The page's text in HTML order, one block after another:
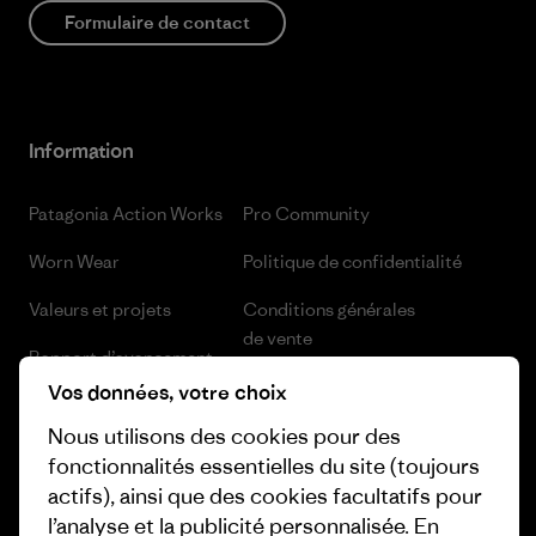
Formulaire de contact
Information
Patagonia Action Works
Worn Wear
Valeurs et projets
Rapport d’avancement
Business Unusual
Objectifs climatiques
1% For The Planet
Pro Community
Politique de confidentialité
Conditions générales
de vente
Préférences de cookie
Carrières
Presse et media
Industry program
Vos données, votre choix
Nous utilisons des cookies pour des
fonctionnalités essentielles du site (toujours
actifs), ainsi que des cookies facultatifs pour
l’analyse et la publicité personnalisée. En